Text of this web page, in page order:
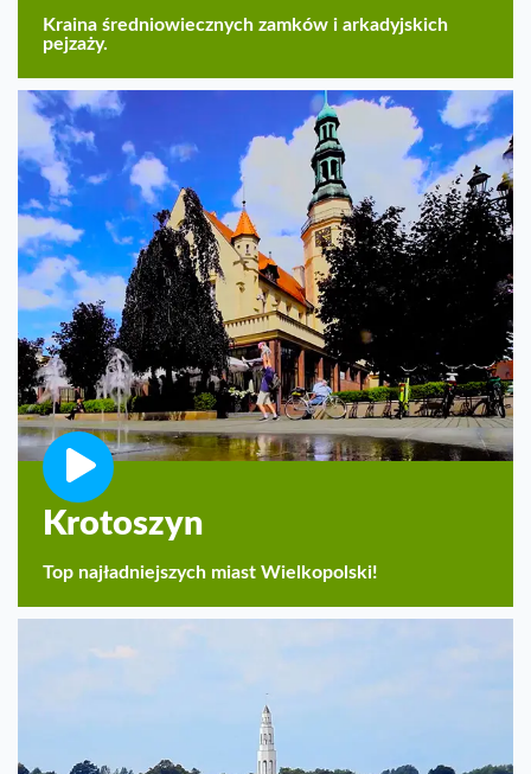
Kraina średniowiecznych zamków i arkadyjskich
pejzaży.
Krotoszyn
Top najładniejszych miast Wielkopolski!